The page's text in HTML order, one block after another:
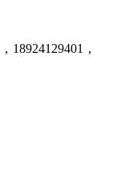
18924129401，